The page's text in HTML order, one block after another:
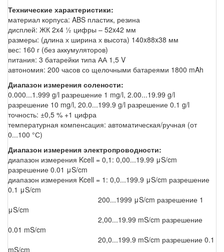
Технические характеристики:
материал корпуса: ABS пластик, резина
дисплей: ЖК 2x4 ½ цифры – 52x42 мм
размеры: (длина х ширина х высота) 140x88x38 мм
вес: 160 г (без аккумуляторов)
питания: 3 батарейки типа АА 1,5 V
автономия: 200 часов со щелочными батареями 1800 mAh
Диапазон измерения солености:
0.000...1.999 g/l разрешение 1 mg/l, 2.00...19.99 g/l
разрешение 10 mg/l, 20.0...199.9 g/l разрешение 0.1 g/l
точность: ±0,5 % +1 цифра
температурная компенсация: автоматическая/ручная (от
0...100 °С)
Диапазон измерения электропроводности:
диапазон измерения Kcell = 0,1: 0,00...19.99 μS/cm
разрешение 0.01 μS/cm
диапазон измерения Kcell = 1: 0,0...199.9 μS/cm разрешение
0.1 μS/cm
200...1999 μS/cm разрешение 1
μS/cm
2,00...19.99 mS/cm разрешение
0.01 mS/cm
20,0...199.9 mS/cm разрешение 0.1
mS/cm